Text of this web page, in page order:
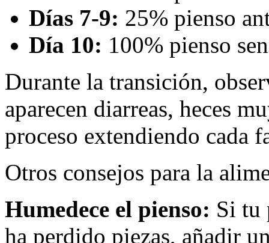
Días 7-9: 25% pienso
Día 10: 100% pienso
Durante la transición,
aparecen diarreas, heces
proceso extendiendo cada
Otros consejos para la
Humedece el pienso: Si tu
ha perdido piezas, añadir